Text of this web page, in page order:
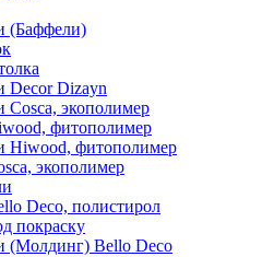
(Баффели)
Decor Dizayn
Cosca, экополимер
фитополимер
Hiwood, фитополимер
экополимер
Deco, полистирол
покраску
(Молдинг) Bello Deco